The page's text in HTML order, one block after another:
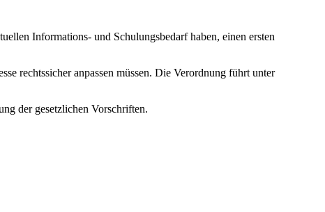
Informations- und Schulungsbedarf haben, einen ersten
rechtssicher anpassen müssen. Die Verordnung führt unter
der gesetzlichen Vorschriften.